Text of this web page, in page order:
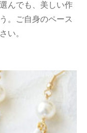
んでも、美しい作
。ご自身のペース
い。